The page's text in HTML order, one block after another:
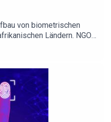
von biometrischen
Ländern. NGOs
nicht das Wohl
Blick zu haben, sondern
Handelt es sich
zweifelhaftem
Charakter?